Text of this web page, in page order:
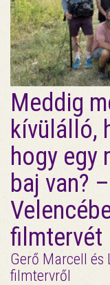
Meddig
kívülálló,
hogy egy
baj van?
filmtervét
Gerő Marcell és
filmtervről